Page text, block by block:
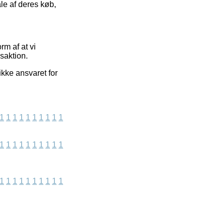
af deres køb,
af at vi
ansvaret for
1 1 1 1 1 1 1 1 1 1
1 1 1 1 1 1 1 1 1 1
1 1 1 1 1 1 1 1 1 1